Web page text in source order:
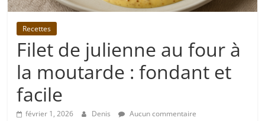
Recettes
Filet de julienne au four à
la moutarde : fondant et
facile
février 1, 2026 Denis Aucun commentaire